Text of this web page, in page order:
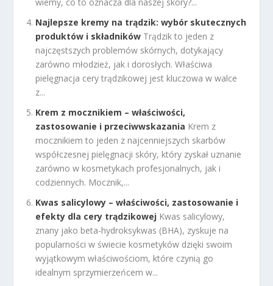
Najlepsze kremy na trądzik: wybór skutecznych
produktów i składników Trądzik to jeden z
najczęstszych problemów skórnych, dotykający
zarówno młodzież, jak i dorosłych. Właściwa
pielęgnacja cery trądzikowej jest kluczowa w walce
z...
Krem z mocznikiem – właściwości,
zastosowanie i przeciwwskazania Krem z
mocznikiem to jeden z najcenniejszych skarbów
współczesnej pielęgnacji skóry, który zyskał uznanie
zarówno w kosmetykach profesjonalnych, jak i
codziennych. Mocznik,...
Kwas salicylowy – właściwości, zastosowanie i
efekty dla cery trądzikowej Kwas salicylowy,
znany jako beta-hydroksykwas (BHA), zyskuje na
popularności w świecie kosmetyków dzięki swoim
wyjątkowym właściwościom, które czynią go
idealnym sprzymierzeńcem w...